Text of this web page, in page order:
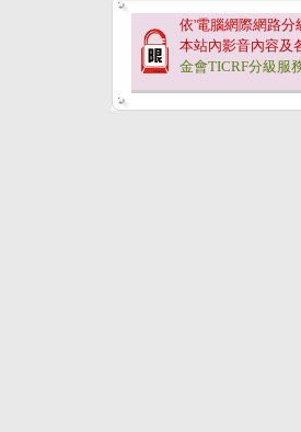
依'電腦網際網路分
本站內影音內容及
金會TICRF分級服